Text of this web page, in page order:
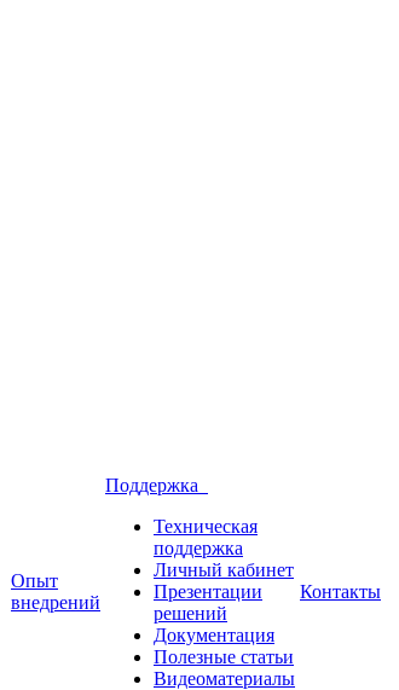
Опыт
внедрений
Поддержка
Техническая
поддержка
Личный кабинет
Презентации
решений
Документация
Полезные статьи
Видеоматериалы
Контакты